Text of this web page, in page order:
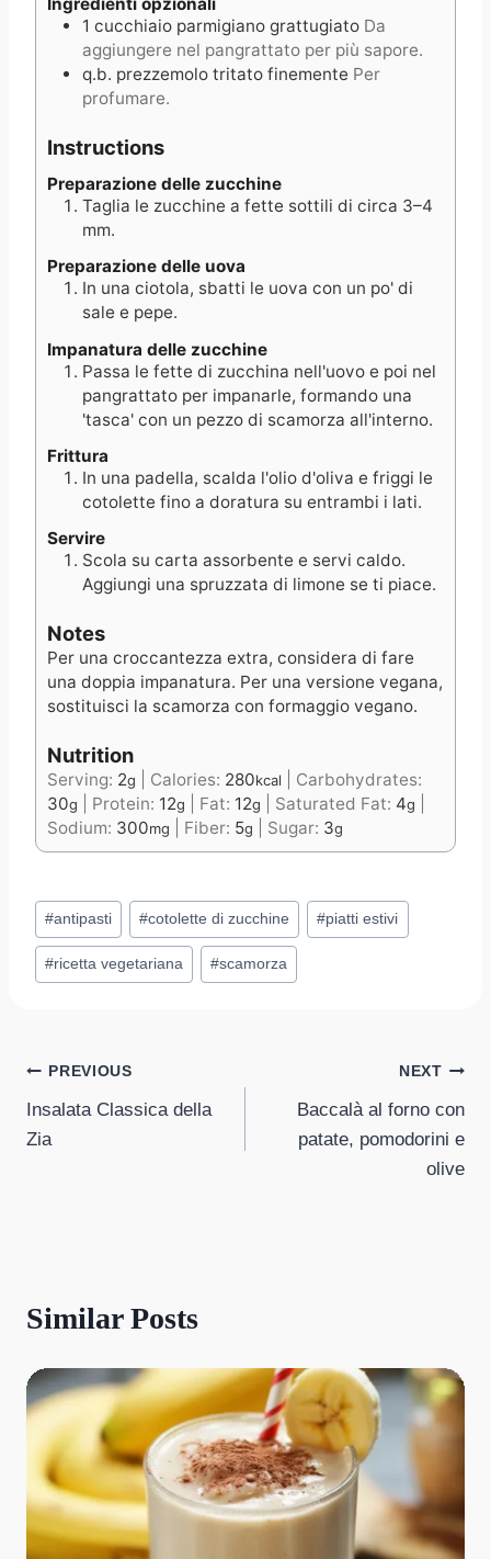
1 cucchiaio parmigiano grattugiato Da
aggiungere nel pangrattato per più sapore.
q.b. prezzemolo tritato finemente Per
profumare.
Instructions
Preparazione delle zucchine
Taglia le zucchine a fette sottili di circa 3–4
mm.
Preparazione delle uova
In una ciotola, sbatti le uova con un po' di
sale e pepe.
Impanatura delle zucchine
Passa le fette di zucchina nell'uovo e poi nel
pangrattato per impanarle, formando una
'tasca' con un pezzo di scamorza all'interno.
Frittura
In una padella, scalda l'olio d'oliva e friggi le
cotolette fino a doratura su entrambi i lati.
Servire
Scola su carta assorbente e servi caldo.
Aggiungi una spruzzata di limone se ti piace.
Notes
Per una croccantezza extra, considera di fare
una doppia impanatura. Per una versione vegana,
sostituisci la scamorza con formaggio vegano.
Nutrition
Serving: 2g Calories: 280kcal
Carbohydrates:
30g Protein: 12g Fat: 12g Saturated Fat: 4g
Sodium: 300mg Fiber: 5g Sugar: 3g
Post
Tags:
#antipasti #cotolette di zucchine #piatti estivi
#ricetta vegetariana #scamorza
Post
navigation
PREVIOUS
Insalata Classica della
Zia
NEXT
Baccalà al forno con
patate, pomodorini e
olive
Similar Posts